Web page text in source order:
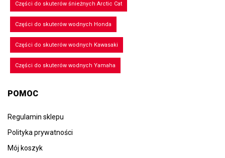
Części do skuterów śnieżnych Arctic Cat
Części do skuterów wodnych Honda
Części do skuterów wodnych Kawasaki
Części do skuterów wodnych Yamaha
POMOC
Regulamin sklepu
Polityka prywatności
Mój koszyk